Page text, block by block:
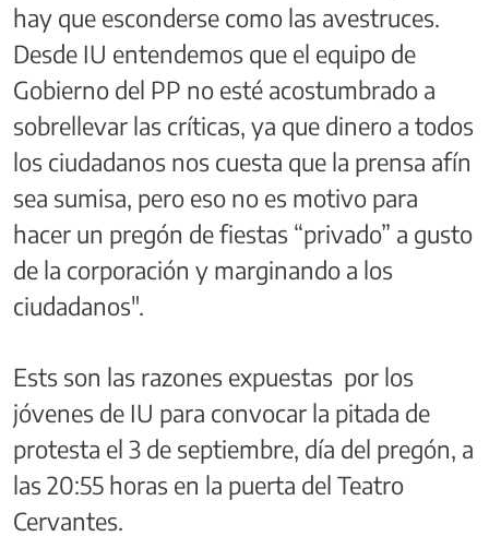
hay que esconderse como las avestruces.
Desde IU entendemos que el equipo de
Gobierno del PP no esté acostumbrado a
sobrellevar las críticas, ya que dinero a todos
los ciudadanos nos cuesta que la prensa afín
sea sumisa, pero eso no es motivo para
hacer un pregón de fiestas “privado” a gusto
de la corporación y marginando a los
ciudadanos".
Ests son las razones expuestas por los
jóvenes de IU para convocar la pitada de
protesta el 3 de septiembre, día del pregón, a
las 20:55 horas en la puerta del Teatro
Cervantes.